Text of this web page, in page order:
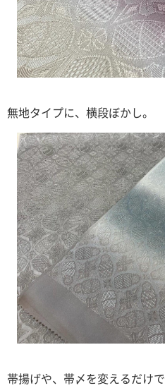
無地タイプに、横段ぼかし。
帯揚げや、帯〆を変えるだけで